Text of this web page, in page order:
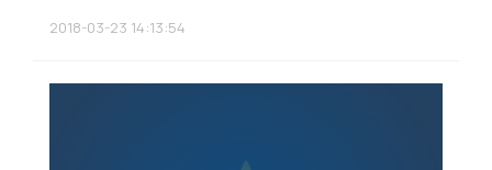
2018-03-23 14:13:54